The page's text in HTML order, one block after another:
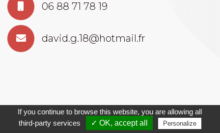
06 88 71 78 19
david.g.18@hotmail.fr
If you continue to browse this website, you are allowing all
third-party services
✓ OK, accept all Personalize